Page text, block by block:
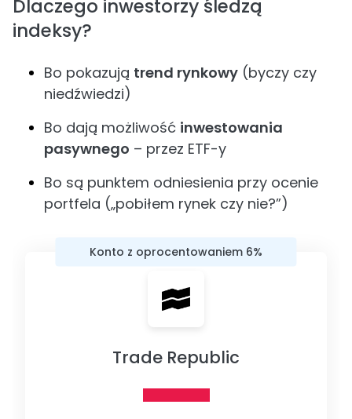
Dlaczego inwestorzy śledzą
indeksy?
Bo pokazują trend rynkowy (byczy czy
niedźwiedzi)
Bo dają możliwość inwestowania
pasywnego – przez ETF-y
Bo są punktem odniesienia przy ocenie
portfela („pobiłem rynek czy nie?”)
Konto z oprocentowaniem 6%
Trade Republic